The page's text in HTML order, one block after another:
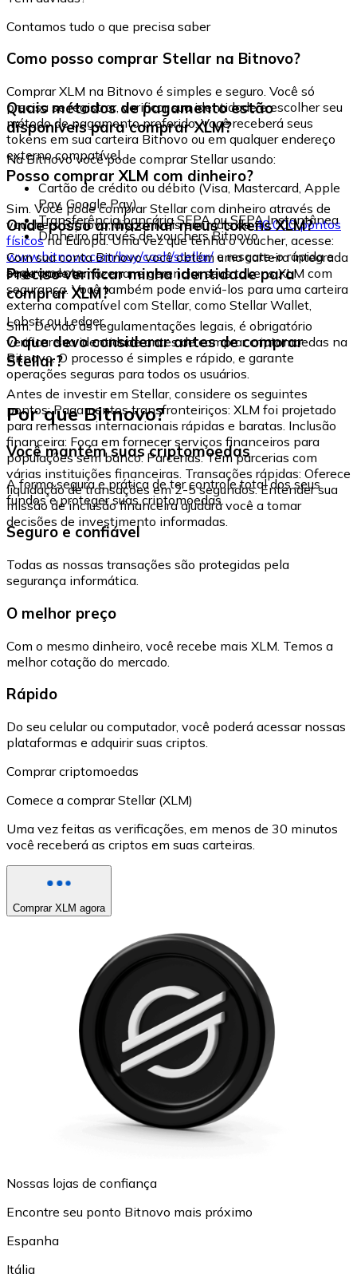
Contamos tudo o que precisa saber
Como posso comprar Stellar na Bitnovo?
Comprar XLM na Bitnovo é simples e seguro. Você só
precisa se registrar, verificar sua identidade e escolher seu
método de pagamento preferido. Você receberá seus
tokens em sua carteira Bitnovo ou em qualquer endereço
externo compatível.
Quais métodos de pagamento estão
disponíveis para comprar XLM?
Na Bitnovo você pode comprar Stellar usando:
Cartão de crédito ou débito (Visa, Mastercard, Apple
Pay, Google Pay)
Transferência bancária SEPA ou SEPA Instantânea
Dinheiro através de vouchers Bitnovo
Posso comprar XLM com dinheiro?
Sim. Você pode comprar Stellar com dinheiro através de
vouchers Bitnovo, disponíveis em mais de40.000 pontos
físicosna Europa. Uma vez que tenha o voucher, acesse:
www.bitnovo.com/buy/cash/stellar/ e resgate-o rápida e
seguramente.
Onde posso armazenar meus tokens XLM?
Com sua conta Bitnovo você obtém uma carteira integrada
onde pode armazenar e gerenciar seus tokens XLM com
segurança. Você também pode enviá-los para uma carteira
externa compatível com Stellar, como Stellar Wallet,
Lobstr ou Ledger.
Preciso verificar minha identidade para
comprar XLM?
Sim. Devido às regulamentações legais, é obrigatório
verificar sua identidade antes de comprar criptomoedas na
Bitnovo. O processo é simples e rápido, e garante
operações seguras para todos os usuários.
O que devo considerar antes de comprar
Stellar?
Antes de investir em Stellar, considere os seguintes
pontos: Pagamentos transfronteiriços: XLM foi projetado
para remessas internacionais rápidas e baratas. Inclusão
financeira: Foca em fornecer serviços financeiros para
populações sem banco. Parcerias: Tem parcerias com
várias instituições financeiras. Transações rápidas: Oferece
liquidação de transações em 2-5 segundos. Entender sua
missão de inclusão financeira ajudará você a tomar
decisões de investimento informadas.
Por que Bitnovo?
Você mantém suas criptomoedas
A forma segura e prática de ter controle total dos seus
fundos e proteger suas criptomoedas.
Seguro e confiável
Todas as nossas transações são protegidas pela
segurança informática.
O melhor preço
Com o mesmo dinheiro, você recebe mais XLM. Temos a
melhor cotação do mercado.
Rápido
Do seu celular ou computador, você poderá acessar nossas
plataformas e adquirir suas criptos.
Comprar criptomoedas
Comece a comprar Stellar (XLM)
Uma vez feitas as verificações, em menos de 30 minutos
você receberá as criptos em suas carteiras.
Comprar XLM agora
Nossas lojas de confiança
Encontre seu ponto Bitnovo mais próximo
Espanha
Itália